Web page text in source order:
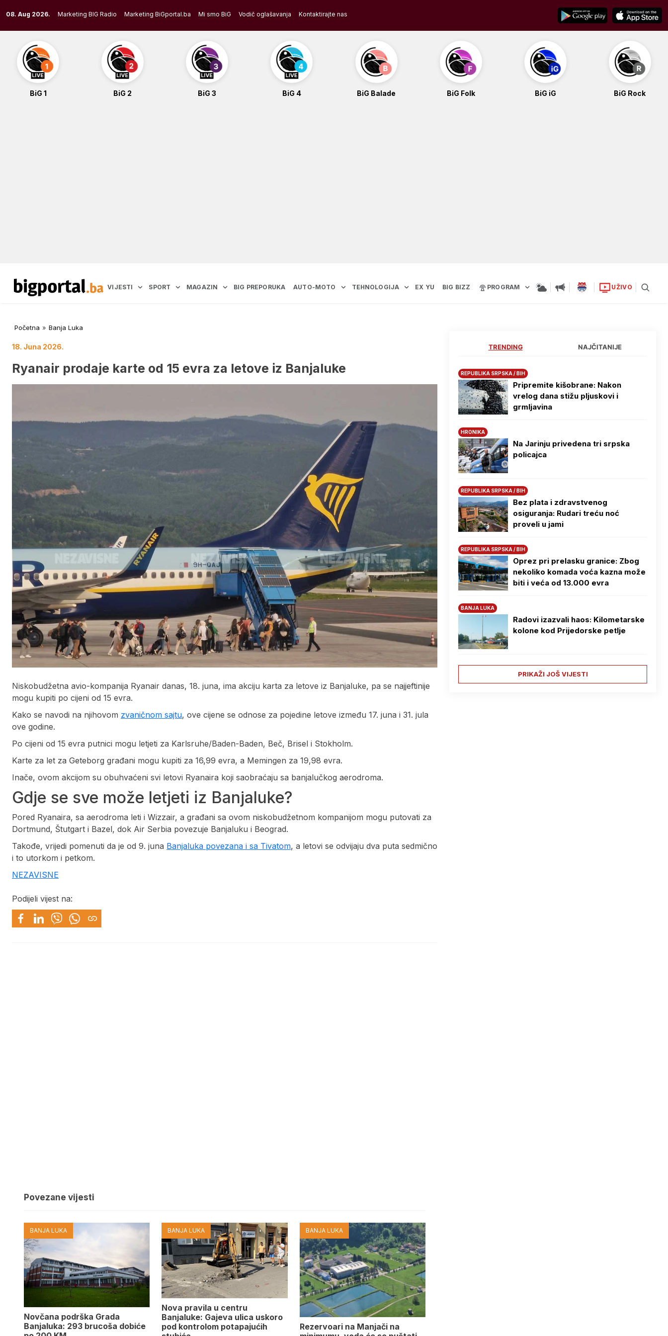
to
content
08. Aug 2026. Marketing BIG Radio Marketing BiGportal.ba Mi smo BiG Vodič oglašavanja Kontaktirajte nas
BiG 1 BiG 2 BiG 3 BiG 4 BiG Balade BiG Folk BiG iG BiG Rock
VIJESTI SPORT MAGAZIN BIG PREPORUKA AUTO-MOTO TEHNOLOGIJA EX YU BIG BIZZ PROGRAM UŽIVO
Početna » Banja Luka
18. Juna 2026.
Ryanair prodaje karte od 15 evra za letove iz Banjaluke
Niskobudžetna avio-kompanija Ryanair danas, 18. juna, ima akciju karta za letove iz Banjaluke, pa se najjeftinije
mogu kupiti po cijeni od 15 evra.
Kako se navodi na njihovom zvaničnom sajtu, ove cijene se odnose za pojedine letove između 17. juna i 31. jula
ove godine.
Po cijeni od 15 evra putnici mogu letjeti za Karlsruhe/Baden-Baden, Beč, Brisel i Stokholm.
Karte za let za Geteborg građani mogu kupiti za 16,99 evra, a Memingen za 19,98 evra.
Inače, ovom akcijom su obuhvaćeni svi letovi Ryanaira koji saobraćaju sa banjalučkog aerodroma.
Gdje se sve može letjeti iz Banjaluke?
Pored Ryanaira, sa aerodroma leti i Wizzair, a građani sa ovom niskobudžetnom kompanijom mogu putovati za
Dortmund, Štutgart i Bazel, dok Air Serbia povezuje Banjaluku i Beograd.
Takođe, vrijedi pomenuti da je od 9. juna Banjaluka povezana i sa Tivatom, a letovi se odvijaju dva puta sedmično
i to utorkom i petkom.
NEZAVISNE
Podijeli vijest na:
Povezane vijesti
BANJA LUKA
Novčana podrška Grada
Banjaluka: 293 brucoša dobiće
BANJA LUKA
Nova pravila u centru
Banjaluke: Gajeva ulica uskoro
pod kontrolom potapajućih
BANJA LUKA
Rezervoari na Manjači na
TRENDING NAJČITANIJE
REPUBLIKA SRPSKA / BIH
Pripremite kišobrane: Nakon
vrelog dana stižu pljuskovi i
grmljavina
HRONIKA
Na Јarinju privedena tri srpska
policajca
REPUBLIKA SRPSKA / BIH
Bez plata i zdravstvenog
osiguranja: Rudari treću noć
proveli u jami
REPUBLIKA SRPSKA / BIH
Oprez pri prelasku granice: Zbog
nekoliko komada voća kazna može
biti i veća od 13.000 evra
BANJA LUKA
Radovi izazvali haos: Kilometarske
kolone kod Prijedorske petlje
PRIKAŽI JOŠ VIJESTI